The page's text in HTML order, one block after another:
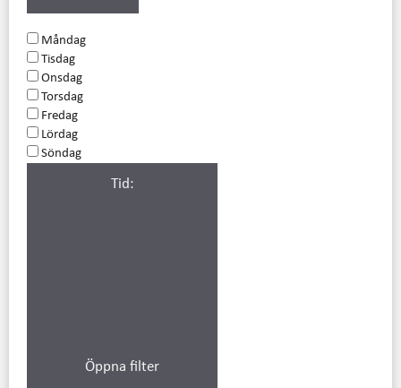
Måndag
Tisdag
Onsdag
Torsdag
Fredag
Lördag
Söndag
Tid:
Öppna filter